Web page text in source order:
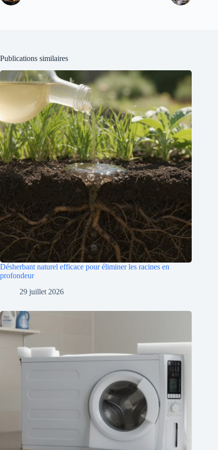
Publications similaires
Désherbant naturel efficace pour éliminer les racines en
profondeur
29 juillet 2026